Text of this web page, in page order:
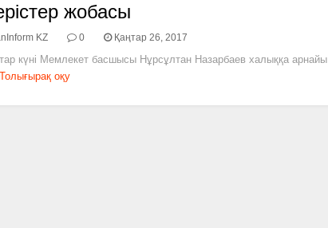
жобасы
KZ 0 Қаңтар 26, 2017
күні Мемлекет басшысы Нұрсұлтан Назарбаев халыққа арнайы
Толығырақ оқу